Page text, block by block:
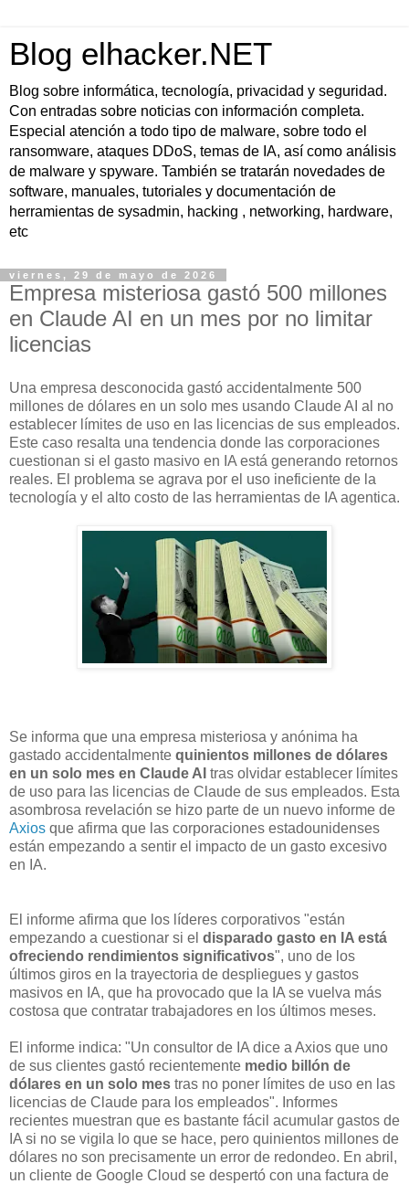
Blog elhacker.NET
Blog sobre informática, tecnología, privacidad y seguridad.
Con entradas sobre noticias con información completa.
Especial atención a todo tipo de malware, sobre todo el
ransomware, ataques DDoS, temas de IA, así como análisis
de malware y spyware. También se tratarán novedades de
software, manuales, tutoriales y documentación de
herramientas de sysadmin, hacking , networking, hardware,
etc
viernes, 29 de mayo de 2026
Empresa misteriosa gastó 500 millones
en Claude AI en un mes por no limitar
licencias
Una empresa desconocida gastó accidentalmente 500
millones de dólares en un solo mes usando Claude AI al no
establecer límites de uso en las licencias de sus empleados.
Este caso resalta una tendencia donde las corporaciones
cuestionan si el gasto masivo en IA está generando retornos
reales. El problema se agrava por el uso ineficiente de la
tecnología y el alto costo de las herramientas de IA agentica.
Se informa que una empresa misteriosa y anónima ha
gastado accidentalmente quinientos millones de dólares
en un solo mes en Claude AI tras olvidar establecer límites
de uso para las licencias de Claude de sus empleados. Esta
asombrosa revelación se hizo parte de un nuevo informe de
Axios que afirma que las corporaciones estadounidenses
están empezando a sentir el impacto de un gasto excesivo
en IA.
El informe afirma que los líderes corporativos "están
empezando a cuestionar si el disparado gasto en IA está
ofreciendo rendimientos significativos", uno de los
últimos giros en la trayectoria de despliegues y gastos
masivos en IA, que ha provocado que la IA se vuelva más
costosa que contratar trabajadores en los últimos meses.
El informe indica: "Un consultor de IA dice a Axios que uno
de sus clientes gastó recientemente medio billón de
dólares en un solo mes tras no poner límites de uso en las
licencias de Claude para los empleados". Informes
recientes muestran que es bastante fácil acumular gastos de
IA si no se vigila lo que se hace, pero quinientos millones de
dólares no son precisamente un error de redondeo. En abril,
un cliente de Google Cloud se despertó con una factura de